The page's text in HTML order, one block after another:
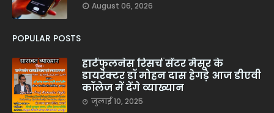
August 06, 2026
POPULAR POSTS
हार्टफुलनेस रिसर्च सेंटर मैसूर के
डायरेक्टर डॉ मोहन दास हेगड़े आज डीएवी
कॉलेज में देंगे व्याख्यान
जुलाई 10, 2025